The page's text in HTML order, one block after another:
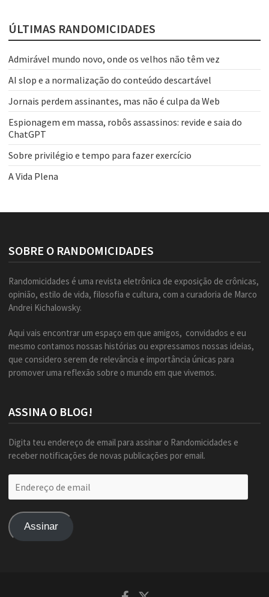
ÚLTIMAS RANDOMICIDADES
Admirável mundo novo, onde os velhos não têm vez
AI slop e a normalização do conteúdo descartável
Jornais perdem assinantes, mas não é culpa da Web
Espionagem em massa, robôs assassinos: revide e saia do
ChatGPT
Sobre privilégio e tempo para fazer exercício
A Vida Plena
SOBRE O RANDOMICIDADES
Randomicidades é uma revista eletrônica de exposição de crônicas,
opinião, estilo de vida, filosofia e cultura, com a curadoria de Marco
Andrei Kichalowsky.
Aqui vais encontrar um espaço em que amigos, convidados e eu
mesmo contamos nossas histórias ou expressamos nossas ideias,
que considero serem de relevância e importância únicas para
promover uma reflexão sobre o mundo em que vivemos.
ASSINA O BLOG!
Digita teu endereço de email para assinar o Randomicidades e
receber notificações de novas publicações por email.
de
Assinar